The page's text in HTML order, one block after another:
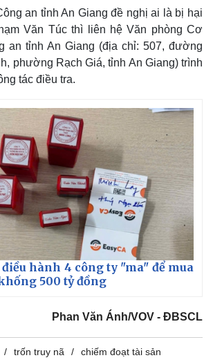
Multimedia
Video
E-Magazine
Infographic
an tỉnh An Giang đề nghị ai là bị hại
Văn Túc thì liên hệ Văn phòng Cơ
an tỉnh An Giang (địa chỉ: 507, đường
phường Rạch Giá, tỉnh An Giang) trình
tác điều tra.
hành 4 công ty "ma" để mua
500 tỷ đồng
Phan Văn Ánh/VOV - ĐBSCL
trốn truy nã chiếm đoạt tài sản